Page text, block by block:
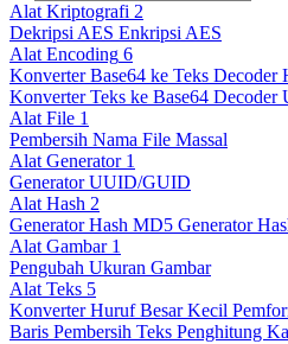
Alat Kriptografi 2
Dekripsi AES Enkripsi AES
Alat Encoding 6
Konverter Base64 ke Teks Decoder
Konverter Teks ke Base64 Decoder
Alat File 1
Pembersih Nama File Massal
Alat Generator 1
Generator UUID/GUID
Alat Hash 2
Generator Hash MD5 Generator
Alat Gambar 1
Pengubah Ukuran Gambar
Alat Teks 5
Konverter Huruf Besar Kecil
Baris Pembersih Teks Penghitung